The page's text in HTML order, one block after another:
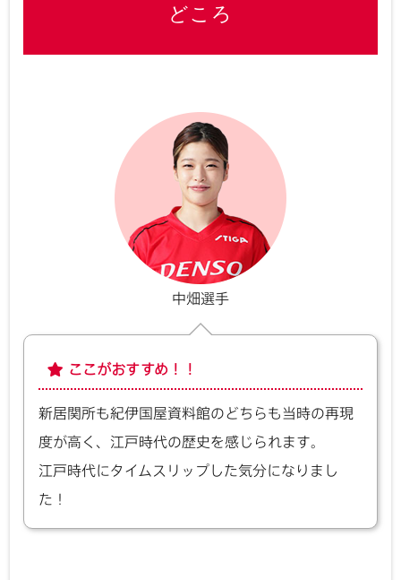
どころ
中畑選手
ここがおすすめ！！
新居関所も紀伊国屋資料館のどちらも当時の再現
度が高く、江戸時代の歴史を感じられます。
江戸時代にタイムスリップした気分になりまし
た！